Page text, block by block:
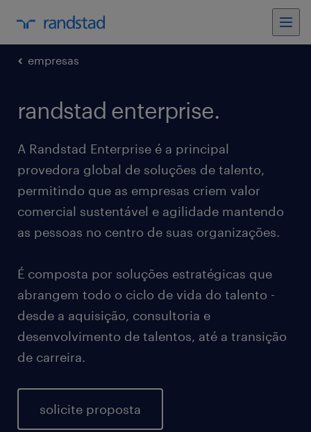
empresas
randstad enterprise.
A Randstad Enterprise é a principal
provedora global de soluções de talento,
permitindo que as empresas criem valor
comercial sustentável e agilidade mantendo
as pessoas no centro de suas organizações.
É composta por soluções estratégicas que
abrangem todo o ciclo de vida do talento -
desde a aquisição, consultoria e
desenvolvimento de talentos, até a transição
de carreira.
solicite proposta